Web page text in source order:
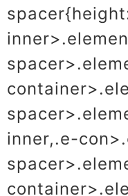
inner,.e-